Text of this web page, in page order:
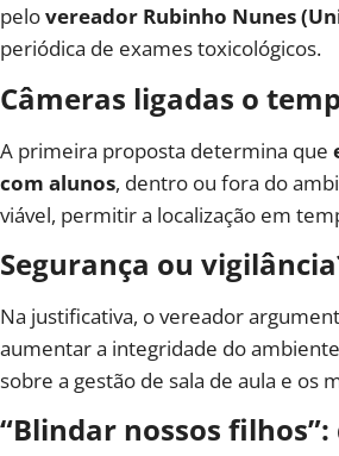
pelovereador Rubinho Nunes
periódica de exames toxicológicos.
Câmeras ligadas o
A primeira proposta determina que
com alunos, dentro ou fora do
viável, permitir a localização em
Segurança ou
Na justificativa, o vereador
aumentar a integridade do
sobre a gestão de sala de aula e os
“Blindar nossos